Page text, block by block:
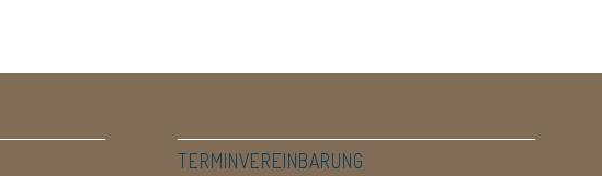
TERMINVEREINBARUNG